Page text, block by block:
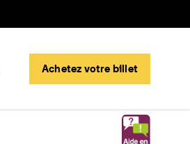
Rechercher
Achetez votre billet